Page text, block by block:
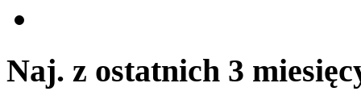
Naj. z ostatnich 3